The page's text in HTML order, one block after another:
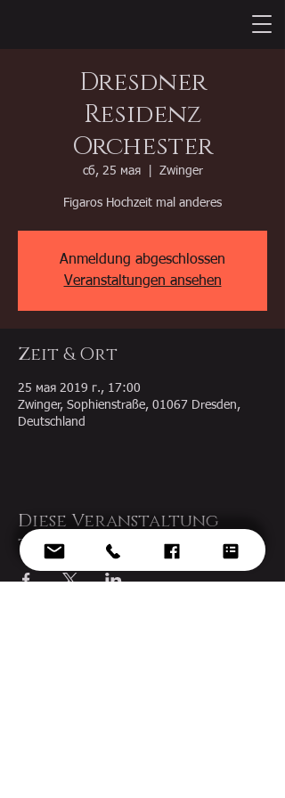
Dresdner
Residenz
Orchester
сб, 25 мая
  |
Zwinger
Figaros Hochzeit mal anderes
Anmeldung abgeschlossen
Veranstaltungen ansehen
Zeit & Ort
25 мая 2019 г., 17:00
Zwinger, Sophienstraße, 01067 Dresden,
Deutschland
Diese Veranstaltung
teilen